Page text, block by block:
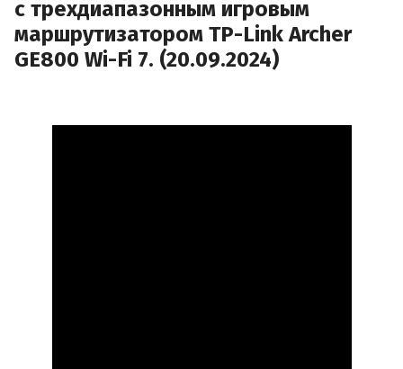
с трехдиапазонным игровым
маршрутизатором TP-Link Archer
GE800 Wi-Fi 7. (20.09.2024)